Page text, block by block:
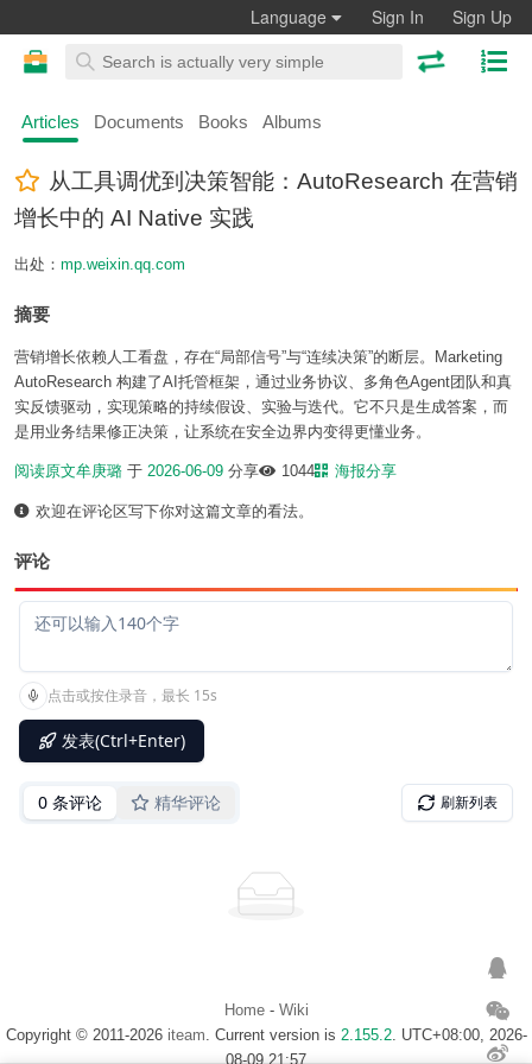
Language Sign In Sign Up
Articles Documents Books Albums
从工具调优到决策智能：AutoResearch 在营销
增长中的 AI Native 实践
出处： mp.weixin.qq.com
摘要
营销增长依赖人工看盘，存在“局部信号”与“连续决策”的断层。Marketing
AutoResearch 构建了AI托管框架，通过业务协议、多角色Agent团队和真
实反馈驱动，实现策略的持续假设、实验与迭代。它不只是生成答案，而
是用业务结果修正决策，让系统在安全边界内变得更懂业务。
阅读原文牟庚璐 于 2026-06-09 分享 1044 海报分享
欢迎在评论区写下你对这篇文章的看法。
评论
Home- Wiki
Copyright © 2011-2026 iteam. Current version is 2.155.2. UTC+08:00, 2026-
08-09 21:57